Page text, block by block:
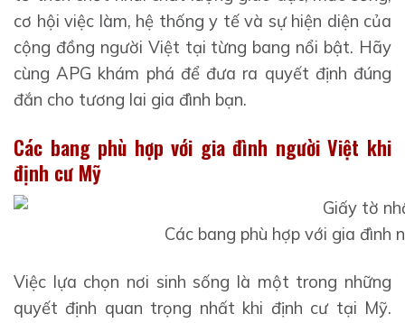
cơ hội việc làm, hệ thống y tế và sự hiện diện của
cộng đồng người Việt tại từng bang nổi bật. Hãy
cùng APG khám phá để đưa ra quyết định đúng
đắn cho tương lai gia đình bạn.
Các bang phù hợp với gia đình người Việt khi
định cư Mỹ
Các bang phù hợp với gia đình
Việc lựa chọn nơi sinh sống là một trong những
quyết định quan trọng nhất khi định cư tại Mỹ.